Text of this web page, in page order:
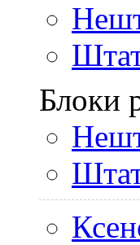
Блоки